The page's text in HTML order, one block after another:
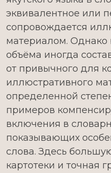
эквивалентное или
сопровождается
материалом. Однако
объёма иногда
от привычного для
иллюстративного
определенной
примеров
включения в
показывающих
слова. Здесь
картотеки и точная